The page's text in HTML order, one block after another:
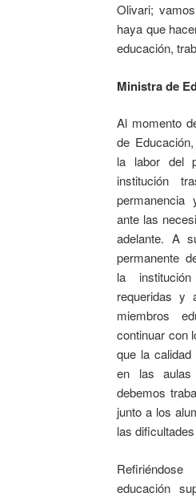
Olivari;
haya que
educación,
Ministra de
Al momento
de
la labor del
institución
ante las
adelante. A
permanente
la
requeridas y
miembros
continuar con
que la
en las
debemos
junto a los
las
educación